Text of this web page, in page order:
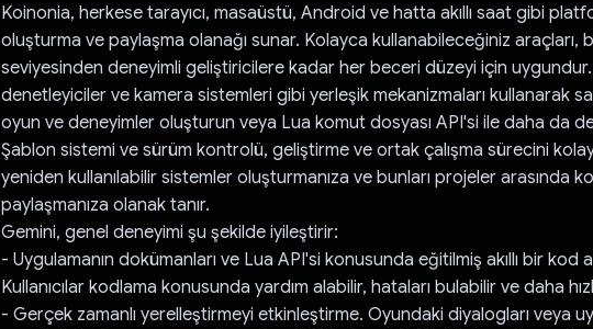
Koinonia, herkese tarayıcı, masaüstü, Android ve hatta akıllı saat gibi
oluşturma ve paylaşma olanağı sunar. Kolayca kullanabileceğiniz araçları,
seviyesinden deneyimli geliştiricilere kadar her beceri düzeyi için
denetleyiciler ve kamera sistemleri gibi yerleşik mekanizmaları kullanarak
oyun ve deneyimler oluşturun veya Lua komut dosyası API'si ile daha da
Şablon sistemi ve sürüm kontrolü, geliştirme ve ortak çalışma sürecini
yeniden kullanılabilir sistemler oluşturmanıza ve bunları projeler arasında
paylaşmanıza olanak tanır.
Gemini, genel deneyimi şu şekilde iyileştirir:
- Uygulamanın dokümanları ve Lua API'si konusunda eğitilmiş akıllı bir kod
Kullanıcılar kodlama konusunda yardım alabilir, hataları bulabilir ve daha
- Gerçek zamanlı yerelleştirmeyi etkinleştirme. Oyundaki diyalogları veya